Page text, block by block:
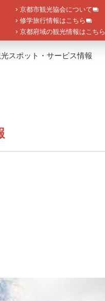
京都市観光協会について
修学旅行情報はこちら
京都府域の観光情報はこちら
スポット・サービス情報